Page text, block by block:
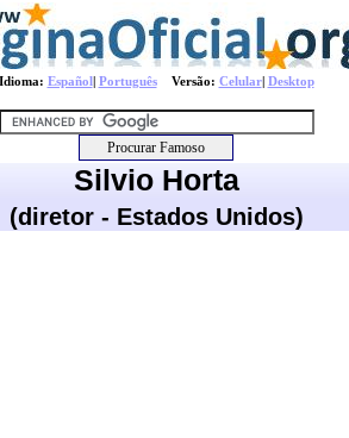
Idioma: Español| PortuguêsVersão: Celular| Desktop
Silvio Horta
(diretor - Estados Unidos)